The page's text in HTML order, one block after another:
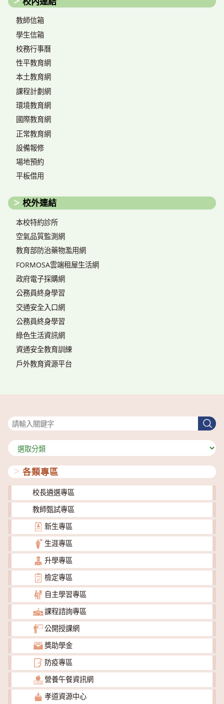
教師信箱
學生信箱
校務行事曆
性平教育網
本土教育網
課程計劃網
環境教育網
國際教育網
正常教育網
設備報修
場地預約
平板借用
校外連結
本校特約診所
空氣品質監測網
教育部防治藥物濫用網
FORMOSA雲端租屋生活網
政府電子採購網
公務員終身學習
交通安全入口網
公務員終身學習
綠色生活資訊網
資通安全教育訓練
戶外教育資源平台
搜
尋
分
類
各類專區
校長遴選專區
教師甄試專區
新生專區
生涯專區
升學專區
檢定專區
自主學習專區
課程諮詢專區
公開授課網
獎助學金
防疫專區
營養午餐資訊網
孝道資源中心